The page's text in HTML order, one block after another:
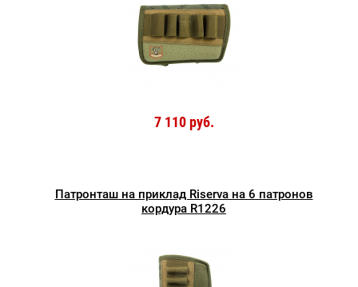
7 110 руб.
Патронташ на приклад Riserva на 6 патронов
кордура R1226